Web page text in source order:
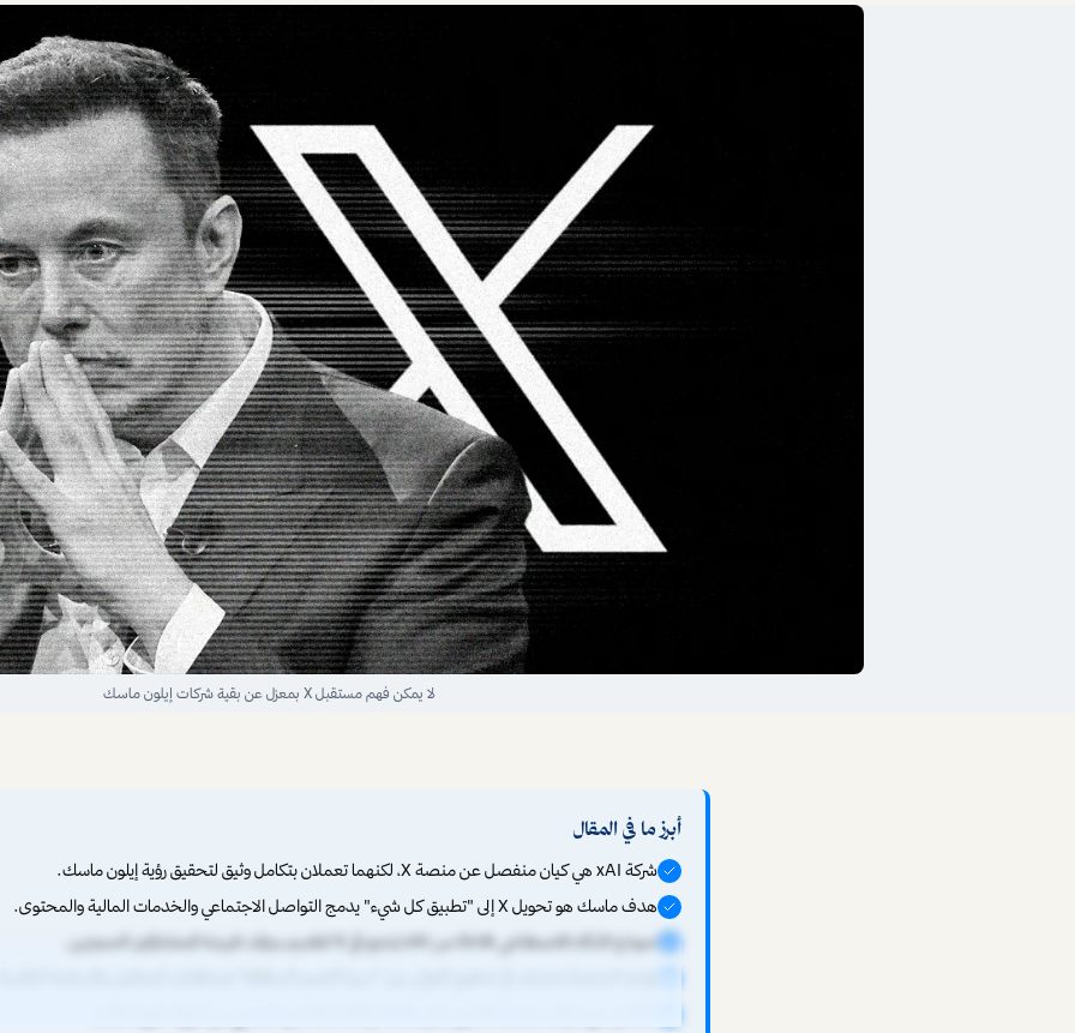
لا يمكن فهم مستقبل X بمعزل عن بقية شركات إيلون ماسك
أبرز ما في المقال
شركة xAI هي كيان منفصل عن منصة X، لكنهما تعملان بتكامل وثيق لتحقيق رؤية إيلون ماسك.
هدف ماسك هو تحويل X إلى "تطبيق كل شيء" يدمج التواصل الاجتماعي والخدمات المالية والمحتوى.
نموذج الذكاء الاصطناعي Grok من xAI يُدمَج في X لتقديم ميزات فريدة للمشتركين المميزين.